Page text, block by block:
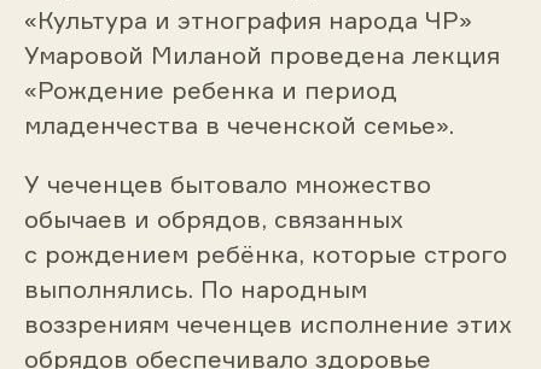
«Культура и этнография народа ЧР»
Умаровой Миланой проведена лекция
«Рождение ребенка и период
младенчества в чеченской семье».
У чеченцев бытовало множество
обычаев и обрядов, связанных
с рождением ребёнка, которые строго
выполнялись. По народным
воззрениям чеченцев исполнение этих
обрядов обеспечивало здоровье